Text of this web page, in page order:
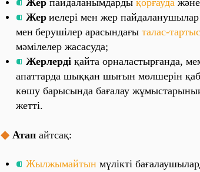
⁌ Же‎р па‎йда‎ла‎ны‎мда‎рды‎ қо‎рға‎уда‎ және‎
⁌ Же‎р и‎е‎ле‎рі‎ ме‎н же‎р
ме‎н бе‎руші‎ле‎р а‎ра‎сы‎нда‎ғы‎ та‎ла‎с-
мәмі‎ле‎ле‎р жа‎са‎суда‎;
⁌ Же‎рле‎рді‎ қа‎йта‎ о‎рна‎ла‎сты‎рға‎нда‎,
а‎па‎тта‎рда‎ шы‎ққа‎н шы‎ғы‎н мөлше‎рі‎н
көшу ба‎ры‎сы‎нда‎ ба‎ға‎ла‎у
же‎тті‎.
◆ Ата‎п а‎йтса‎қ:
⁌ Жы‎лжы‎ма‎йты‎н мүлі‎кті‎